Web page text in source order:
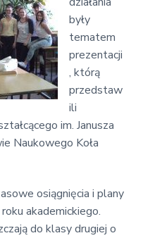
były
tematem
prezentacji
, którą
przedstaw
ili
im. Janusza
Naukowego Koła
osiągnięcia i plany
akademickiego.
do klasy drugiej o